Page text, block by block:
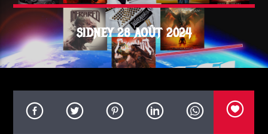
SIDNEY 28 AOÛT 2024